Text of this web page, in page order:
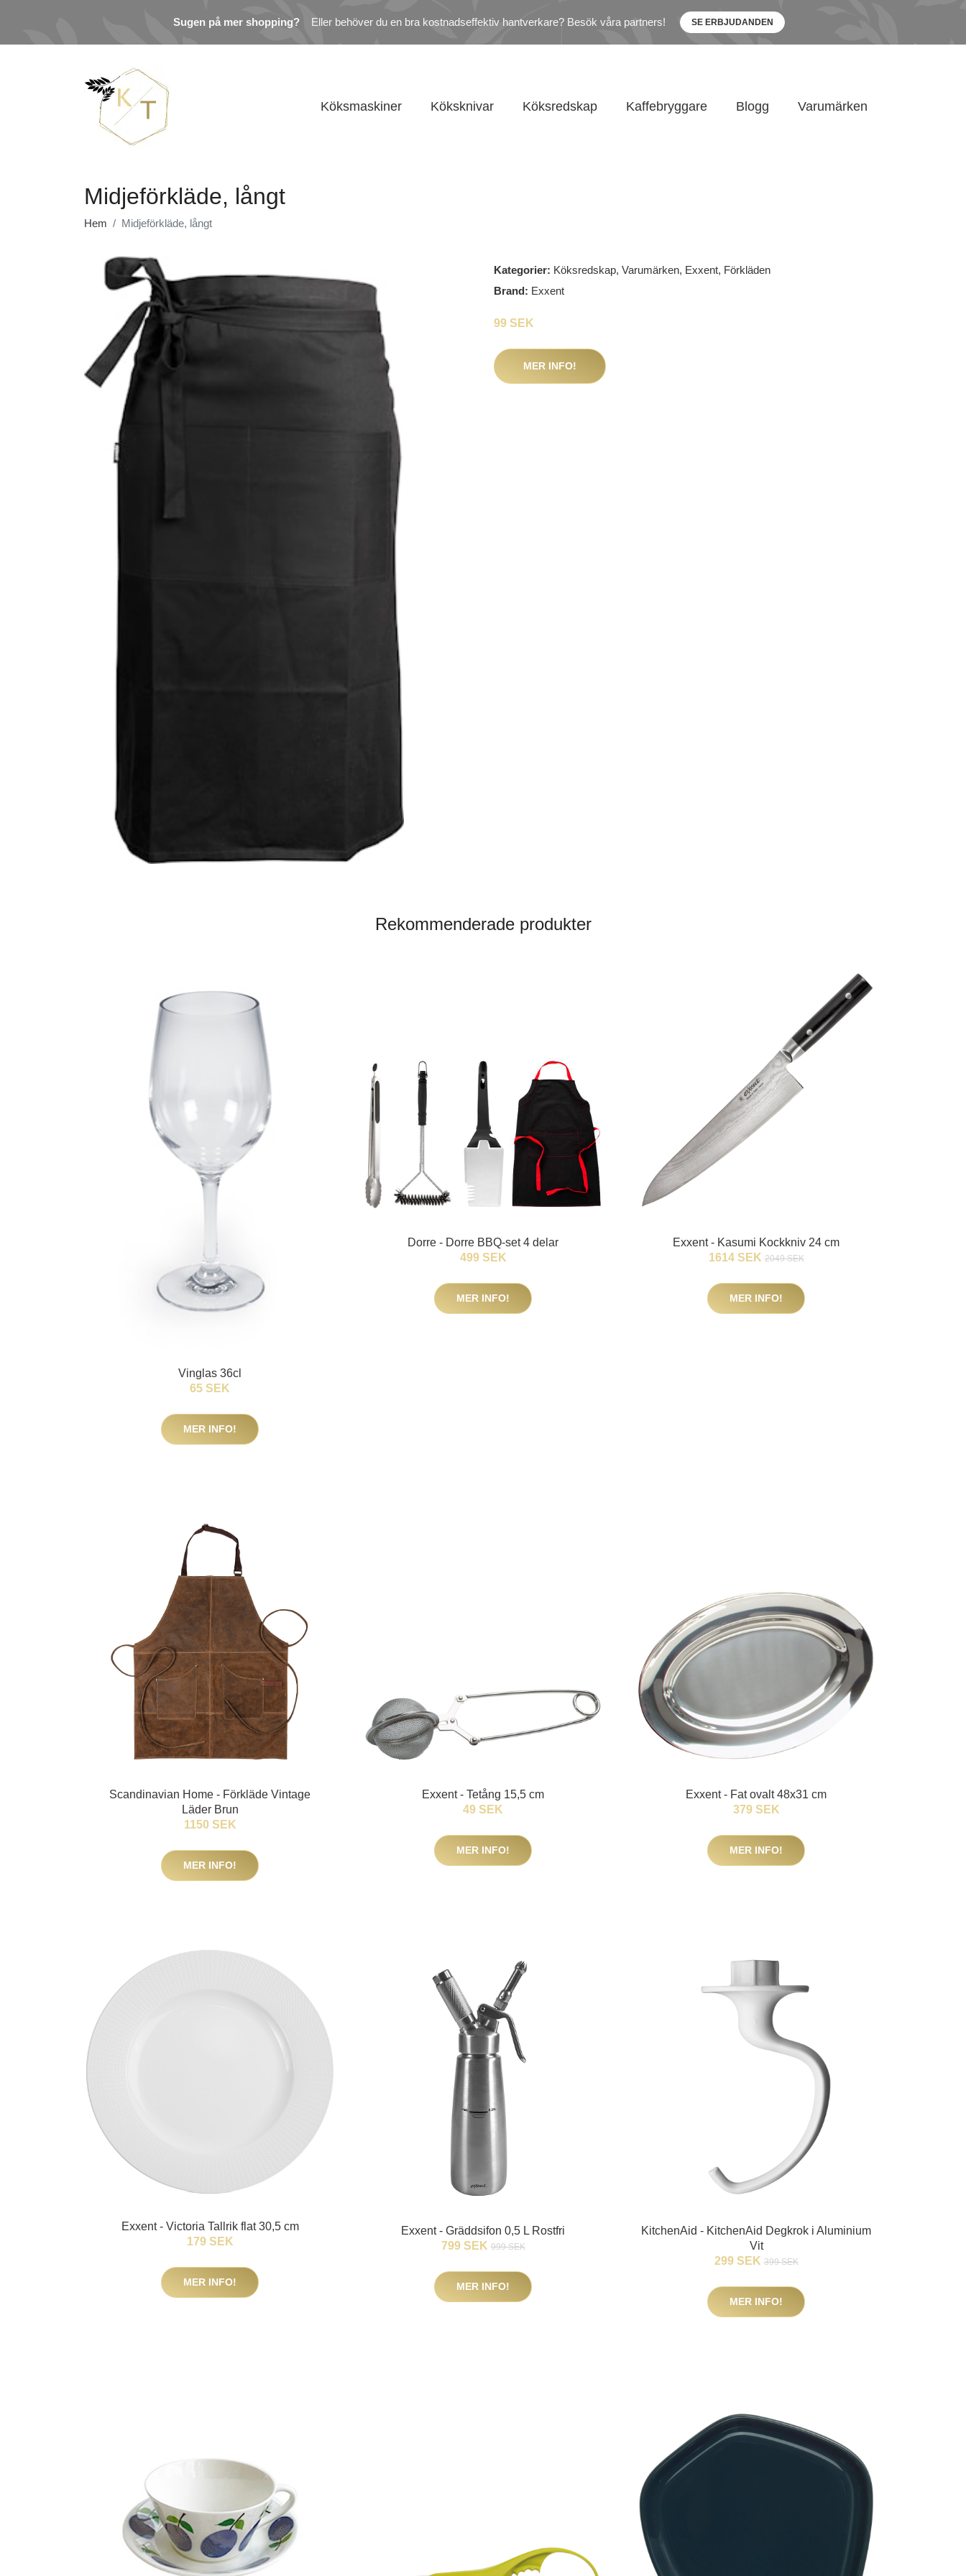
Sugen på mer shopping? Eller behöver du en bra kostnadseffektiv hantverkare? Besök våra partners! SE ERBJUDANDEN
Köksmaskiner Köksknivar Köksredskap Kaffebryggare Blogg Varumärken
Midjeförkläde, långt
Hem Midjeförkläde, långt
Kategorier: Köksredskap, Varumärken, Exxent, Förkläden
Brand: Exxent
99 SEK
MER INFO!
Rekommenderade produkter
Vinglas 36cl
65 SEK
MER INFO!
Dorre - Dorre BBQ-set 4 delar
499 SEK
MER INFO!
Exxent - Kasumi Kockkniv 24 cm
1614 SEK 2049 SEK
MER INFO!
Scandinavian Home - Förkläde Vintage
Läder Brun
1150 SEK
MER INFO!
Exxent - Tetång 15,5 cm
49 SEK
MER INFO!
Exxent - Fat ovalt 48x31 cm
379 SEK
MER INFO!
Exxent - Victoria Tallrik flat 30,5 cm
179 SEK
MER INFO!
Exxent - Gräddsifon 0,5 L Rostfri
799 SEK 999 SEK
MER INFO!
KitchenAid - KitchenAid Degkrok i Aluminium
Vit
299 SEK 399 SEK
MER INFO!